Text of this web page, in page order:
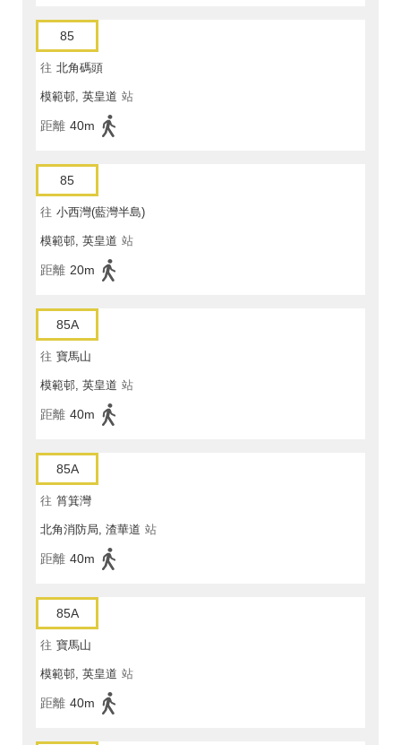
85
往 北角碼頭
模範邨, 英皇道 站
距離 40m
85
往 小西灣(藍灣半島)
模範邨, 英皇道 站
距離 20m
85A
往 寶馬山
模範邨, 英皇道 站
距離 40m
85A
往 筲箕灣
北角消防局, 渣華道 站
距離 40m
85A
往 寶馬山
模範邨, 英皇道 站
距離 40m